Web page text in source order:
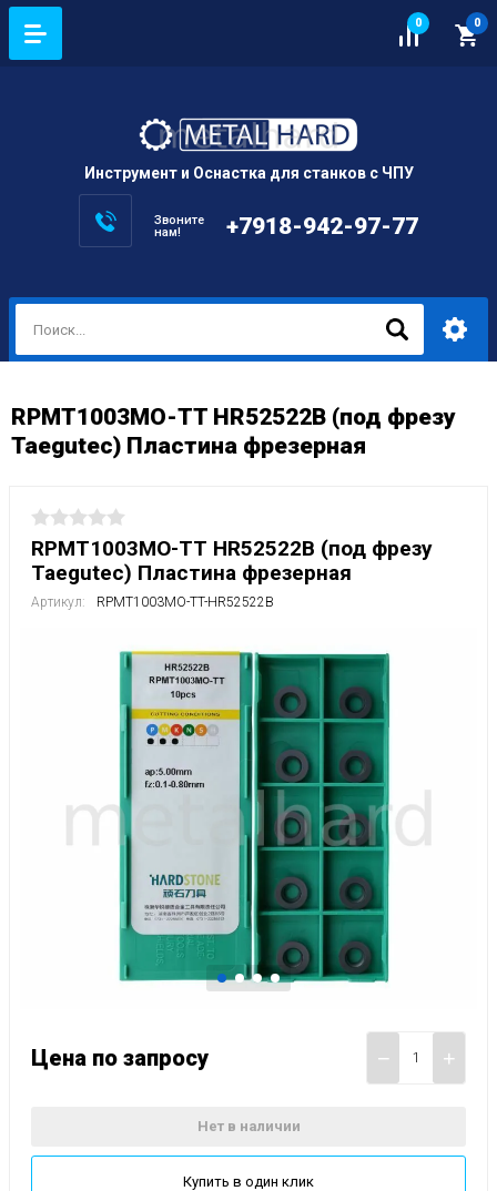
0 0
Инструмент и Оснастка для станков с ЧПУ
Звоните
нам!
+7918-942-97-77
RPMT1003MO-TT HR52522B (под фрезу
Taegutec) Пластина фрезерная
RPMT1003MO-TT HR52522B (под фрезу
Taegutec) Пластина фрезерная
Артикул: RPMT1003MO-TT-HR52522B
Цена по запросу − +
Нет в наличии
Купить в один клик